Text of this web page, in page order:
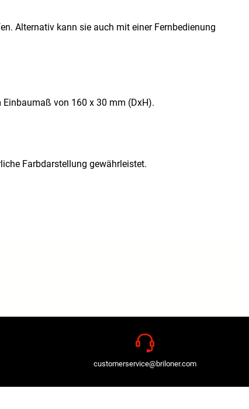
Alternativ kann sie auch mit einer Fernbedienung
von 160 x 30 mm (DxH).
Farbdarstellung gewährleistet.
customerservice@briloner.com